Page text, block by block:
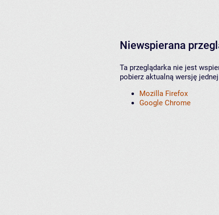
Niewspierana
Ta przeglądarka nie jest
pobierz aktualną wersję
Mozilla Firefox
Google Chrome